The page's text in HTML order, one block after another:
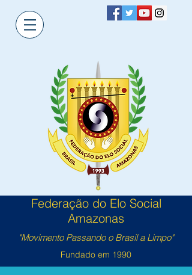
Federação do Elo Social
Amazonas
"Movimento Passando o Brasil a Limpo"
Fundado em 1990